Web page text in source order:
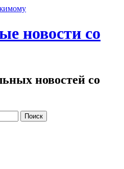
новости со
новостей со